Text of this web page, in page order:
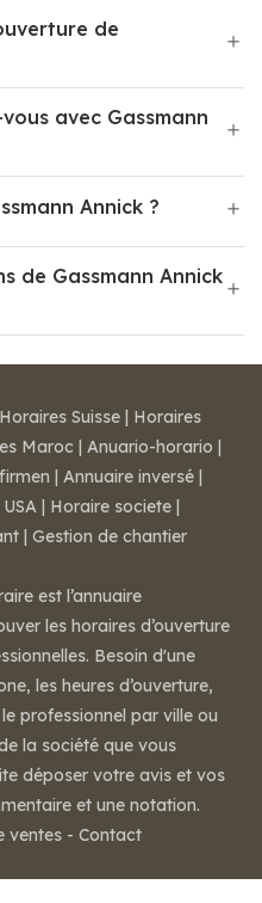
de
avec Gassmann
Annick ?
de Gassmann Annick
Horaires Suisse | Horaires
Maroc | Anuario-horario |
| Annuaire inversé |
| Horaire societe |
| Gestion de chantier
est l’annuaire
les horaires d’ouverture
Besoin d'une
les heures d’ouverture,
professionnel par ville ou
la société que vous
déposer votre avis et vos
et une notation.
ventes - Contact